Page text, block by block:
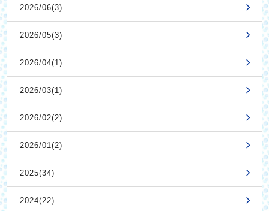
2026/06(3)
2026/05(3)
2026/04(1)
2026/03(1)
2026/02(2)
2026/01(2)
2025(34)
2024(22)